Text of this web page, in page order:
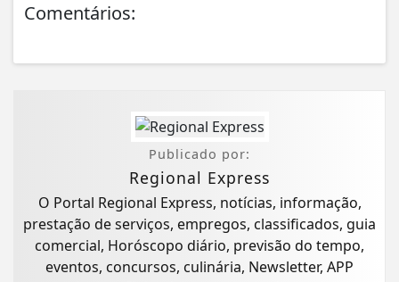
Comentários:
Publicado por:
Regional Express
O Portal Regional Express, notícias, informação,
prestação de serviços, empregos, classificados, guia
comercial, Horóscopo diário, previsão do tempo,
eventos, concursos, culinária, Newsletter, APP